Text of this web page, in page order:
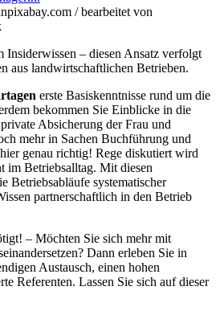
pixabay.com / bearbeitet von
Insiderwissen – diesen Ansatz verfolgt
aus landwirtschaftlichen Betrieben.
erste Basiskenntnisse rund um die
bekommen Sie Einblicke in die
Absicherung der Frau und
mehr in Sachen Buchführung und
genau richtig! Rege diskutiert wird
im Betriebsalltag. Mit diesen
Betriebsabläufe systematischer
partnerschaftlich in den Betrieb
– Möchten Sie sich mehr mit
Dann erleben Sie in
Austausch, einen hohen
Referenten. Lassen Sie sich auf dieser